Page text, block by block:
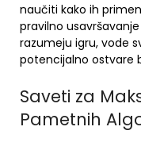
naučiti kako ih
pravilno
razumeju igru, vode
potencijalno ostvare
Saveti za
Pametnih